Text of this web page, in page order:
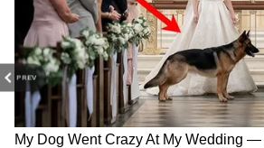
PREV
LATEST VIDEOS